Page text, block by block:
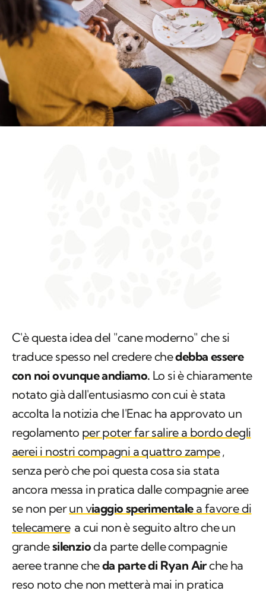
C'è questa idea del "cane moderno" che si
traduce spesso nel credere chedebba essere
con noi ovunque andiamo. Lo si è chiaramente
notato già dall'entusiasmo con cui è stata
accolta la notizia che l'Enac ha approvato un
regolamento per poter far salire a bordo degli
aerei i nostri compagni a quattro zampe,
senza però che poi questa cosa sia stata
ancora messa in pratica dalle compagnie aree
se non perun viaggio sperimentalea favore di
telecamere a cui non è seguito altro che un
grandesilenzioda parte delle compagnie
aeree tranne cheda parte di Ryan Airche ha
reso noto che non metterà mai in pratica